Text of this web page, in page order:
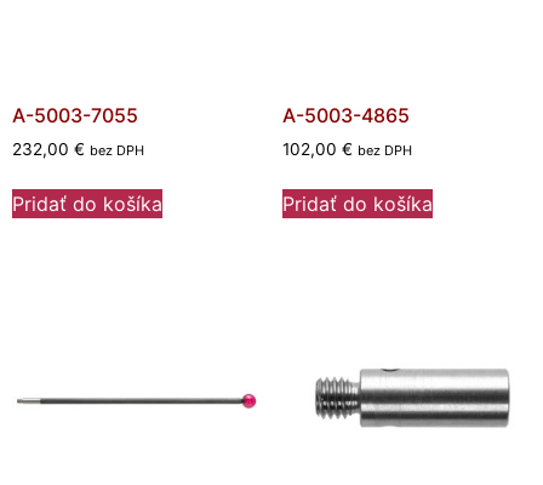
A-5003-7055
232,00 € bez DPH
Pridať do košíka
A-5003-4865
102,00 € bez DPH
Pridať do košíka